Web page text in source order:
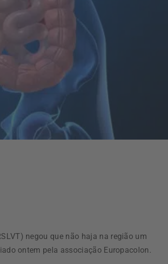
negou que não haja na região um
ontem pela associação Europacolon.